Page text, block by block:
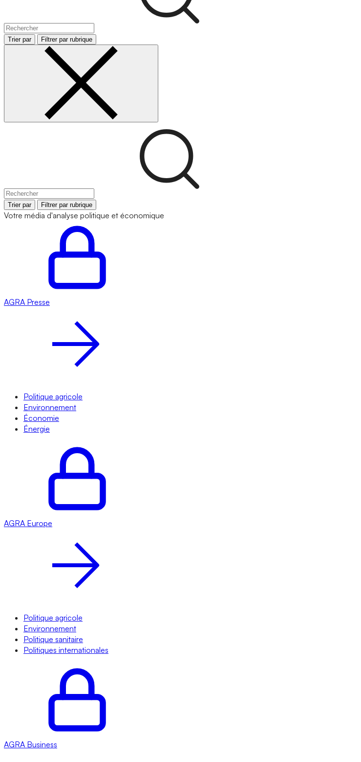
Trier par Filtrer par rubrique
Trier par Filtrer par rubrique
Votre média d'analyse politique et économique
AGRA Presse
Politique agricole
Environnement
Économie
Énergie
AGRA Europe
Politique agricole
Environnement
Politique sanitaire
Politiques internationales
AGRA Business